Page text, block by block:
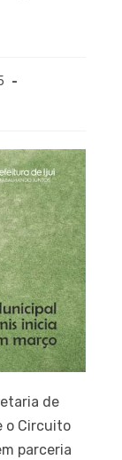
de
o Circuito
parceria